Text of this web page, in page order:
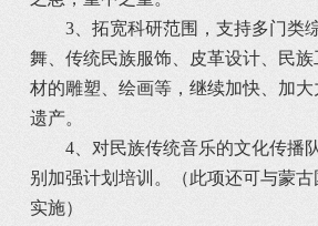
3、拓宽科研范围，支持多门类
舞、传统民族服饰、皮革设计、民
材的雕塑、绘画等，继续加快、加
遗产。
4、对民族传统音乐的文化传播
别加强计划培训。（此项还可与蒙古
实施）